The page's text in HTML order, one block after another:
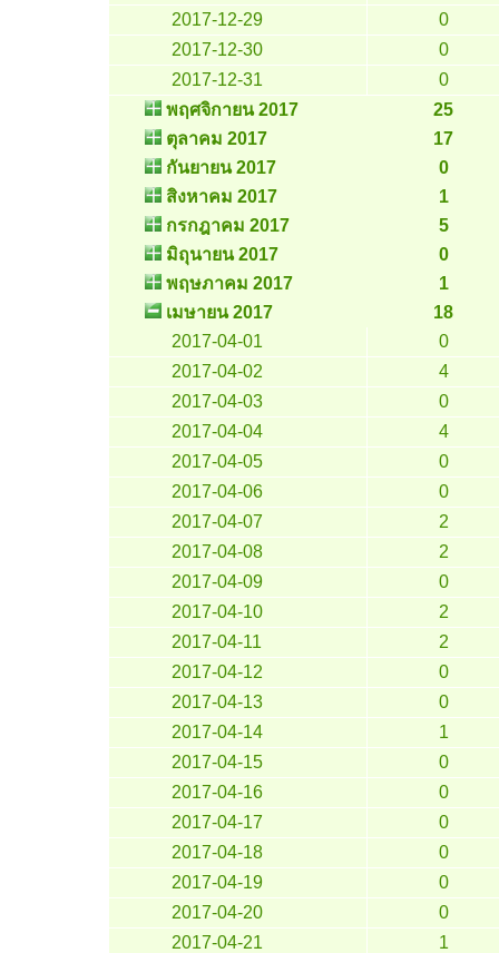
2017-12-29
0
2017-12-30
0
2017-12-31
0
พฤศจิกายน 2017
25
ตุลาคม 2017
17
กันยายน 2017
0
สิงหาคม 2017
1
กรกฎาคม 2017
5
มิถุนายน 2017
0
พฤษภาคม 2017
1
เมษายน 2017
18
2017-04-01
0
2017-04-02
4
2017-04-03
0
2017-04-04
4
2017-04-05
0
2017-04-06
0
2017-04-07
2
2017-04-08
2
2017-04-09
0
2017-04-10
2
2017-04-11
2
2017-04-12
0
2017-04-13
0
2017-04-14
1
2017-04-15
0
2017-04-16
0
2017-04-17
0
2017-04-18
0
2017-04-19
0
2017-04-20
0
2017-04-21
1